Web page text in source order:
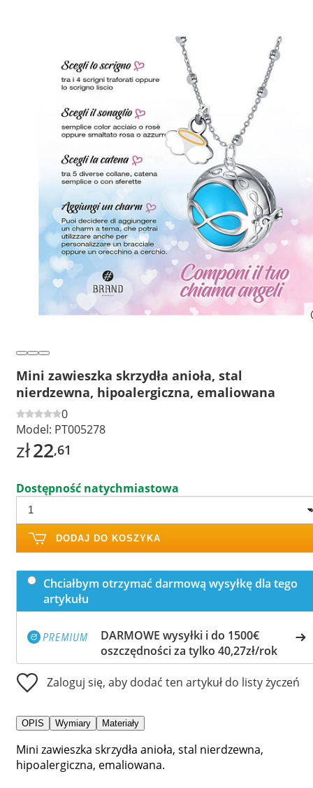
Mini zawieszka skrzydła anioła, stal
nierdzewna, hipoalergiczna, emaliowana
0
Model: PT005278
zł22,61
Dostępność natychmiastowa
DODAJ DO KOSZYKA
Chciałbym otrzymać darmową wysyłkę dla tego
artykułu
DARMOWE wysyłki i do 1500€
oszczędności za tylko 40,27zł/rok
Zaloguj się, aby dodać ten artykuł do listy życzeń
OPIS Wymiary Materiały
Mini zawieszka skrzydła anioła, stal nierdzewna,
hipoalergiczna, emaliowana.